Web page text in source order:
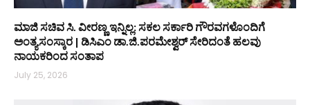
ಮಾಜಿ ಸಚಿವ ಸಿ. ವೀರಣ್ಣ ಇನ್ನಿಲ್ಲ: ಸಕಲ ಸರ್ಕಾರಿ ಗೌರವಗಳೊಂದಿಗೆ
ಅಂತ್ಯಸಂಸ್ಕಾರ | ಡಿಸಿಎಂ ಡಾ.ಜಿ.ಪರಮೇಶ್ವರ್ ಸೇರಿದಂತೆ ಹಲವು
ನಾಯಕರಿಂದ ಸಂತಾಪ
July 25, 2026